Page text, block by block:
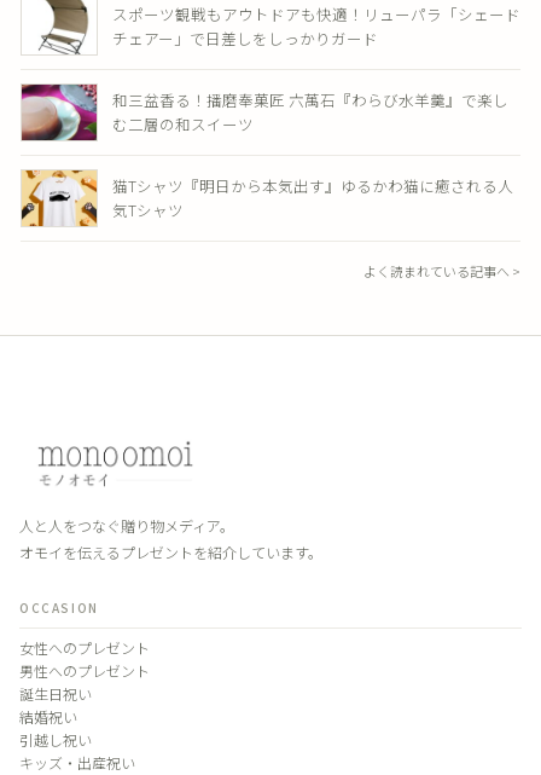
スポーツ観戦もアウトドアも快適！リューパラ「シェード
チェアー」で日差しをしっかりガード
和三盆香る！播磨奉菓匠 六萬石『わらび水羊羹』で楽し
む二層の和スイーツ
猫Tシャツ『明日から本気出す』ゆるかわ猫に癒される人
気Tシャツ
よく読まれている記事へ >
人と人をつなぐ贈り物メディア。
オモイを伝えるプレゼントを紹介しています。
OCCASION
女性へのプレゼント
男性へのプレゼント
誕生日祝い
結婚祝い
引越し祝い
キッズ・出産祝い